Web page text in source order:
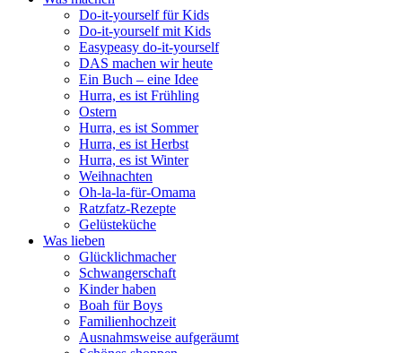
Do-it-yourself für Kids
Do-it-yourself mit Kids
Easypeasy do-it-yourself
DAS machen wir heute
Ein Buch – eine Idee
Hurra, es ist Frühling
Ostern
Hurra, es ist Sommer
Hurra, es ist Herbst
Hurra, es ist Winter
Weihnachten
Oh-la-la-für-Omama
Ratzfatz-Rezepte
Gelüsteküche
Was lieben
Glücklichmacher
Schwangerschaft
Kinder haben
Boah für Boys
Familienhochzeit
Ausnahmsweise aufgeräumt